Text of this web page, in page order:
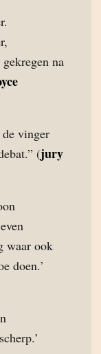
na
de vinger
(jury
waar ook
doen.’